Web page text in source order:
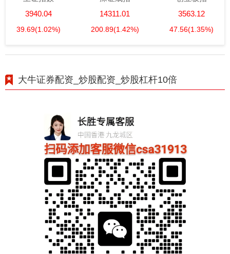
3940.04
39.69(1.02%)
14311.01
200.89(1.42%)
3563.12
47.56(1.35%)
大牛证券配资_炒股配资_炒股杠杆10倍